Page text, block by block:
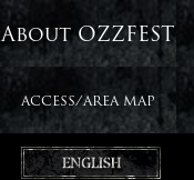
About OZZFEST
ACCESS/AREA MAP